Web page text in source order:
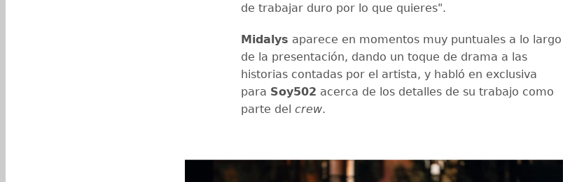
de trabajar duro por lo que quieres".
Midalys aparece en momentos muy puntuales a lo largo
de la presentación, dando un toque de drama a las
historias contadas por el artista, y habló en exclusiva
para Soy502 acerca de los detalles de su trabajo como
parte del crew.